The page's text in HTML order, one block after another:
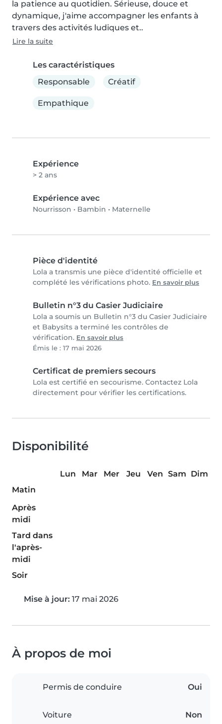
la patience au quotidien. Sérieuse, douce et
dynamique, j'aime accompagner les enfants à
travers des activités ludiques et..
Lire la suite
Les caractéristiques
Responsable
Créatif
Empathique
Expérience
> 2 ans
Expérience avec
Nourrisson • Bambin • Maternelle
Pièce d'identité
Lola a transmis une pièce d'identité officielle et
complété les vérifications photo. En savoir plus
Bulletin n°3 du Casier Judiciaire
Lola a soumis un Bulletin n°3 du Casier Judiciaire
et Babysits a terminé les contrôles de
vérification. En savoir plus
Émis le : 17 mai 2026
Certificat de premiers secours
Lola est certifié en secourisme. Contactez Lola
directement pour vérifier les certifications.
Disponibilité
Lun Mar Mer Jeu Ven Sam Dim
Matin
Après
midi
Tard dans
l'après-
midi
Soir
Mise à jour: 17 mai 2026
À propos de moi
Permis de conduire Oui
Voiture Non